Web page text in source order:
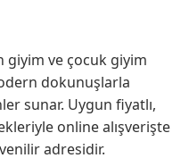
giyim ve çocuk giyim
dokunuşlarla
sunar. Uygun fiyatlı,
online alışverişte
adresidir.